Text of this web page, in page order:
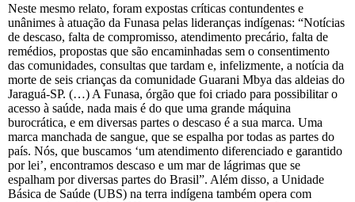
Neste mesmo relato, foram expostas críticas contundentes e
unânimes à atuação da Funasa pelas lideranças indígenas: “Notícias
de descaso, falta de compromisso, atendimento precário, falta de
remédios, propostas que são encaminhadas sem o consentimento
das comunidades, consultas que tardam e, infelizmente, a notícia da
morte de seis crianças da comunidade Guarani Mbya das aldeias do
Jaraguá-SP. (…) A Funasa, órgão que foi criado para possibilitar o
acesso à saúde, nada mais é do que uma grande máquina
burocrática, e em diversas partes o descaso é a sua marca. Uma
marca manchada de sangue, que se espalha por todas as partes do
país. Nós, que buscamos ‘um atendimento diferenciado e garantido
por lei’, encontramos descaso e um mar de lágrimas que se
espalham por diversas partes do Brasil”. Além disso, a Unidade
Básica de Saúde (UBS) na terra indígena também opera com